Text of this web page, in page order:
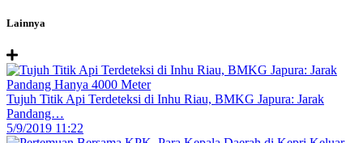
Lainnya
Tujuh Titik Api Terdeteksi di Inhu Riau, BMKG Japura: Jarak
Pandang…
5/9/2019 11:22